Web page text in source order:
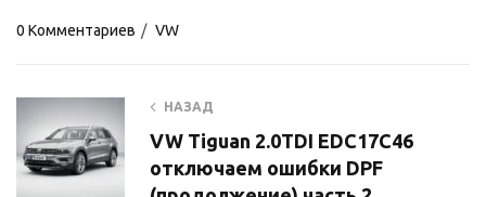
0 Комментариев VW
НАЗАД
VW Tiguan 2.0TDI EDC17C46
отключаем ошибки DPF